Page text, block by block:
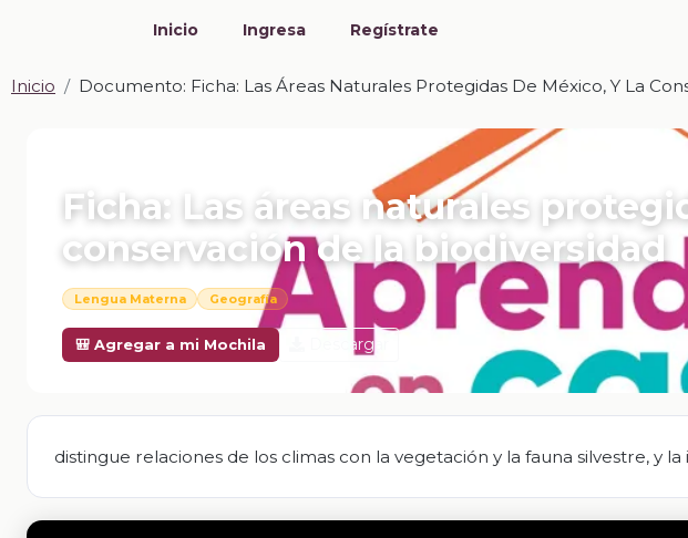
Inicio Ingresa Regístrate
Inicio Documento: Ficha: Las Áreas Naturales Protegidas De México, Y La
Ficha: Las áreas naturales
conservación de la biodiversidad
Lengua Materna Geografía
🎒 Agregar a mi Mochila Descargar
distingue relaciones de los climas con la vegetación y la fauna silvestre, y